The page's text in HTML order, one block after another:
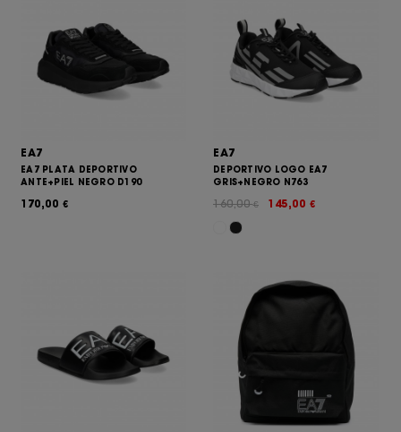
EA7
EA7 PLATA DEPORTIVO
ANTE+PIEL NEGRO D190
170,00 €
EA7
DEPORTIVO LOGO EA7
GRIS+NEGRO N763
145,00 €
160,00€